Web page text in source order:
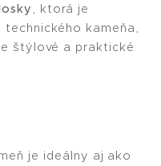
, ktorá je
kameňa,
štýlové a praktické
je ideálny aj ako